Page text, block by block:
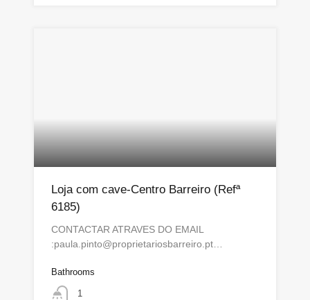
Loja com cave-Centro Barreiro (Refª
6185)
CONTACTAR ATRAVES DO EMAIL
:paula.pinto@proprietariosbarreiro.pt…
Bathrooms
1